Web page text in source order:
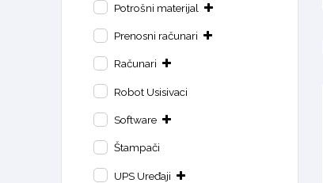
Potrošni materijal
Prenosni računari
Računari
Robot Usisivaci
Software
Štampači
UPS Uređaji